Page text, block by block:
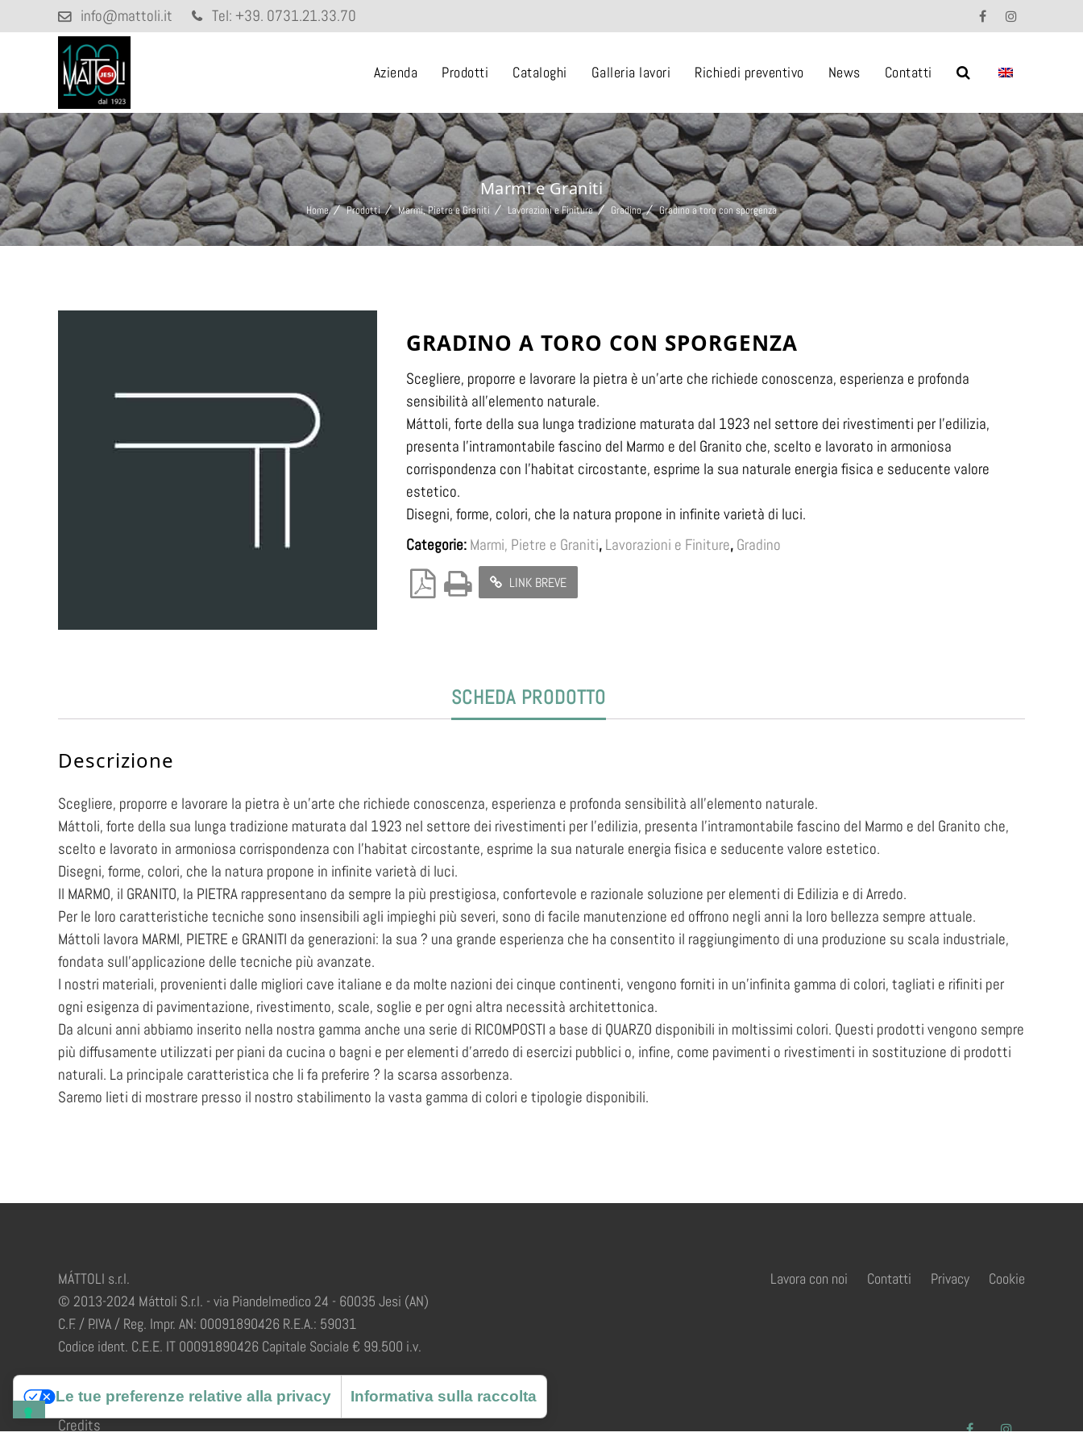
info@mattoli.it Tel: +39. 0731.21.33.70
Azienda Prodotti Cataloghi Galleria lavori Richiedi preventivo News Contatti
Marmi e Graniti
Home Prodotti Marmi, Pietre e Graniti Lavorazioni e Finiture Gradino Gradino a toro con sporgenza
GRADINO A TORO CON SPORGENZA
Scegliere, proporre e lavorare la pietra è un’arte che richiede conoscenza, esperienza e profonda
sensibilità all’elemento naturale.
Máttoli, forte della sua lunga tradizione maturata dal 1923 nel settore dei rivestimenti per l’edilizia,
presenta l’intramontabile fascino del Marmo e del Granito che, scelto e lavorato in armoniosa
corrispondenza con l’habitat circostante, esprime la sua naturale energia fisica e seducente valore
estetico.
Disegni, forme, colori, che la natura propone in infinite varietà di luci.
Categorie: Marmi, Pietre e Graniti, Lavorazioni e Finiture, Gradino
LINK BREVE
SCHEDA PRODOTTO
Descrizione
Scegliere, proporre e lavorare la pietra è un’arte che richiede conoscenza, esperienza e profonda sensibilità all’elemento naturale.
Máttoli, forte della sua lunga tradizione maturata dal 1923 nel settore dei rivestimenti per l’edilizia, presenta l’intramontabile fascino del Marmo e del Granito che,
scelto e lavorato in armoniosa corrispondenza con l’habitat circostante, esprime la sua naturale energia fisica e seducente valore estetico.
Disegni, forme, colori, che la natura propone in infinite varietà di luci.
Il MARMO, il GRANITO, la PIETRA rappresentano da sempre la più prestigiosa, confortevole e razionale soluzione per elementi di Edilizia e di Arredo.
Per le loro caratteristiche tecniche sono insensibili agli impieghi più severi, sono di facile manutenzione ed offrono negli anni la loro bellezza sempre attuale.
Máttoli lavora MARMI, PIETRE e GRANITI da generazioni: la sua ? una grande esperienza che ha consentito il raggiungimento di una produzione su scala industriale,
fondata sull’applicazione delle tecniche più avanzate.
I nostri materiali, provenienti dalle migliori cave italiane e da molte nazioni dei cinque continenti, vengono forniti in un’infinita gamma di colori, tagliati e rifiniti per
ogni esigenza di pavimentazione, rivestimento, scale, soglie e per ogni altra necessità architettonica.
Da alcuni anni abbiamo inserito nella nostra gamma anche una serie di RICOMPOSTI a base di QUARZO disponibili in moltissimi colori. Questi prodotti vengono sempre
più diffusamente utilizzati per piani da cucina o bagni e per elementi d’arredo di esercizi pubblici o, infine, come pavimenti o rivestimenti in sostituzione di prodotti
naturali. La principale caratteristica che li fa preferire ? la scarsa assorbenza.
Saremo lieti di mostrare presso il nostro stabilimento la vasta gamma di colori e tipologie disponibili.
MÁTTOLI s.r.l.
© 2013-2024 Máttoli S.r.l. - via Piandelmedico 24 - 60035 Jesi (AN)
C.F. / P.IVA / Reg. Impr. AN: 00091890426 R.E.A.: 59031
Codice ident. C.E.E. IT 00091890426 Capitale Sociale € 99.500 i.v.
Lavora con noi Contatti Privacy Cookie
Credits
Le tue preferenze relative alla privacy Informativa sulla raccolta